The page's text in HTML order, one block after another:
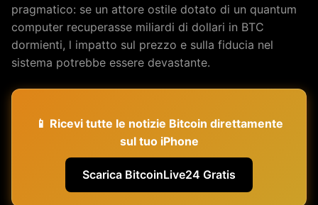
pragmatico: se un attore ostile dotato di un quantum
computer recuperasse miliardi di dollari in BTC
dormienti, l impatto sul prezzo e sulla fiducia nel
sistema potrebbe essere devastante.
📱 Ricevi tutte le notizie Bitcoin direttamente
sul tuo iPhone
Scarica BitcoinLive24 Gratis